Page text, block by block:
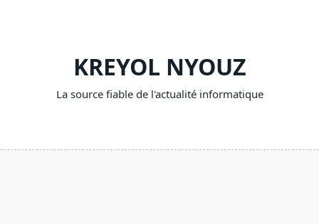
KREYOL NYOUZ
La source fiable de l'actualité informatique